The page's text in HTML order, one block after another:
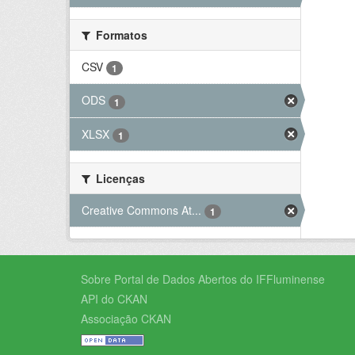
Formatos
CSV
1
ODS 1
XLSX 1
Licenças
Creative Commons At...
1
Sobre Portal de Dados Abertos do IFFluminense
API do CKAN
Associação CKAN